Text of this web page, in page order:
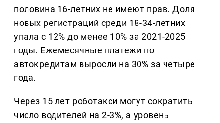
половина 16-летних не имеют прав. Доля
новых регистраций среди 18-34-летних
упала с 12% до менее 10% за 2021-2025
годы. Ежемесячные платежи по
автокредитам выросли на 30% за четыре
года.
Через 15 лет роботакси могут сократить
число водителей на 2-3%, а уровень